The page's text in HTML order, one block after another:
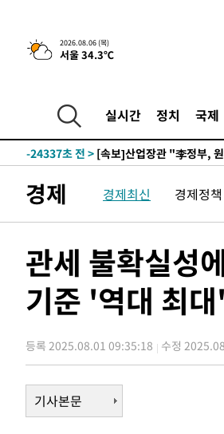
2026.08.06 (목)
서울 34.3℃
실시간 정치 국제
3시간 전 >[속보] "이란-오만, 호르무즈 해
-28202초 전 >내일까지 39도 '펄펄'…기상
-27817초 전 >
"美간섭에 합의 지연"…트
-24337초 전 >
-23034초 전 > [속보]경찰, '홍명보 선임
상
-22214초 전 >
[속보]코스피 매도사이드
-21486초 전 >[속보]전남광주 초대 시민
-17614초 전 >[속보]코스닥, 2.15포인트
-17597초 전 >[속보]코스피, 119.51포인
-14044초 전 >
6월 경상수지 497.3억 달
-11357초 전 >미 워싱턴주 스포캔 시의 통
우 0.49%↑
-1885초 전 >
[속보] 이란 대통령 "지금 최
임 3년 인터뷰
3시간 전 >[속보] "이란-오만, 호르무즈 해
경제 경제최신 경제정책
관세 불확실
기준 '역대 최
등록 2025.08.01 09:35:18 수정
기사본문